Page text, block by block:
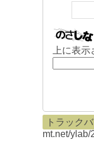
上に表
トラック
mt.net/ylab/